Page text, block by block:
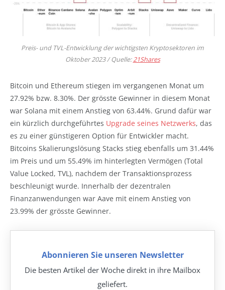
Preis- und TVL-Entwicklung der wichtigsten Kryptosektoren im
Oktober 2023 / Quelle:21Shares
Bitcoin und Ethereum stiegen im vergangenen Monat um
27.92% bzw. 8.30%. Der grösste Gewinner in diesem Monat
war Solana mit einem Anstieg von 63.44%. Grund dafür war
ein kürzlich durchgeführtes Upgrade seines Netzwerks, das
es zu einer günstigeren Option für Entwickler macht.
Bitcoins Skalierungslösung Stacks stieg ebenfalls um 31.44%
im Preis und um 55.49% im hinterlegten Vermögen (Total
Value Locked, TVL), nachdem der Transaktionsprozess
beschleunigt wurde. Innerhalb der dezentralen
Finanzanwendungen war Aave mit einem Anstieg von
23.99% der grösste Gewinner.
Abonnieren Sie unseren Newsletter
Die besten Artikel der Woche direkt in ihre Mailbox
geliefert.